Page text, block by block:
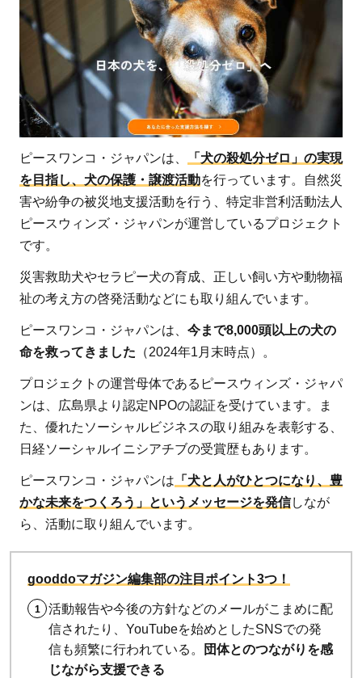
ピースワンコ・ジャパンは、
「犬の殺処分ゼロ」の実現
を目指し、犬の保護・譲渡活動を行っています。自然災
害や紛争の被災地支援活動を行う、特定非営利活動法人
ピースウィンズ・ジャパンが運営しているプロジェクト
です。
災害救助犬やセラピー犬の育成、正しい飼い方や動物福
祉の考え方の啓発活動などにも取り組んでいます。
ピースワンコ・ジャパンは、 今まで8,000頭以上の犬の
命を救ってきました （2024年1月末時点）。
プロジェクトの運営母体であるピースウィンズ・ジャパ
ンは、広島県より認定NPOの認証を受けています。ま
た、優れたソーシャルビジネスの取り組みを表彰する、
日経ソーシャルイニシアチブの受賞歴もあります。
ピースワンコ・ジャパンは 「犬と人がひとつになり、豊
かな未来をつくろう」というメッセージを発信しなが
ら、活動に取り組んでいます。
gooddoマガジン編集部の注目ポイント3つ！
活動報告や今後の方針などのメールがこまめに配
信されたり、YouTubeを始めとしたSNSでの発
信も頻繁に行われている。
団体とのつながりを感
じながら支援できる